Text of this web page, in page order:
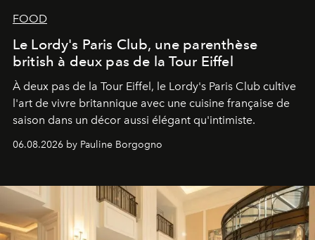
FOOD
Le Lordy's Paris Club, une parenthèse
british à deux pas de la Tour Eiffel
À deux pas de la Tour Eiffel, le Lordy's Paris Club cultive
l'art de vivre britannique avec une cuisine française de
saison dans un décor aussi élégant qu'intimiste.
06.08.2026 by Pauline Borgogno